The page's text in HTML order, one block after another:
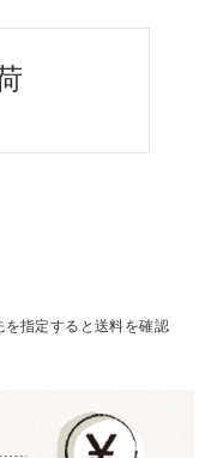
指定すると送料を確認